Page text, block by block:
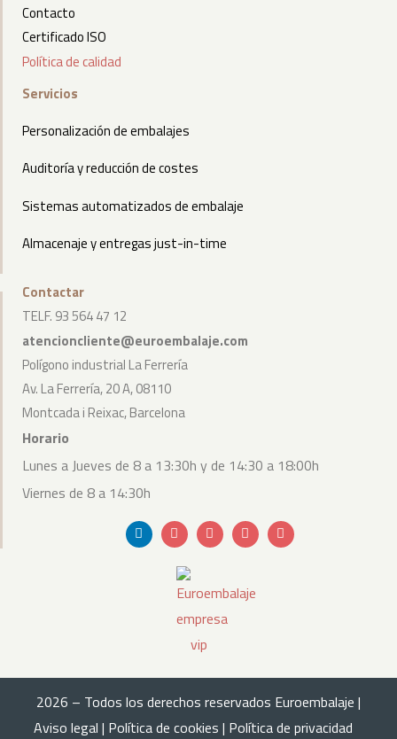
Contacto
Certificado ISO
Política de calidad
Servicios
Personalización de embalajes
Auditoría y reducción de costes
Sistemas automatizados de embalaje
Almacenaje y entregas just-in-time
Contactar
TELF. 93 564 47 12
atencioncliente@euroembalaje.com
Polígono industrial La Ferrería
Av. La Ferrería, 20 A, 08110
Montcada i Reixac, Barcelona
Horario
Lunes a Jueves de 8 a 13:30h y de 14:30 a 18:00h
Viernes de 8 a 14:30h
2026 – Todos los derechos reservados Euroembalaje |
Aviso legal | Política de cookies | Política de privacidad